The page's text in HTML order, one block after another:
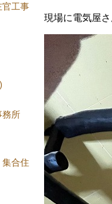
現場に電気屋
官工事
務所
合住